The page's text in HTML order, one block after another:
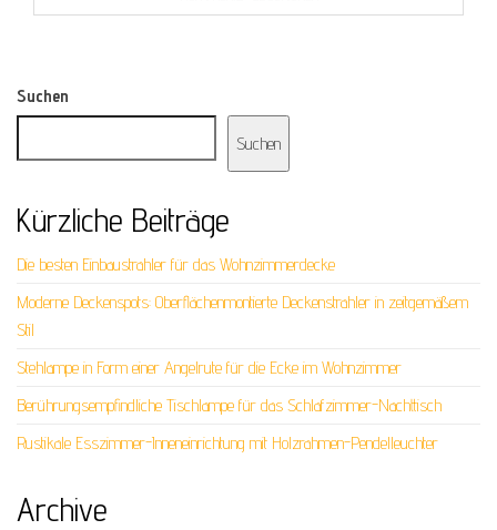
Suchen
Suchen
Kürzliche Beiträge
Die besten Einbaustrahler für das Wohnzimmerdecke
Moderne Deckenspots: Oberflächenmontierte Deckenstrahler in zeitgemäßem
Stil
Stehlampe in Form einer Angelrute für die Ecke im Wohnzimmer
Berührungsempfindliche Tischlampe für das Schlafzimmer-Nachttisch
Rustikale Esszimmer-Inneneinrichtung mit Holzrahmen-Pendelleuchter
Archive